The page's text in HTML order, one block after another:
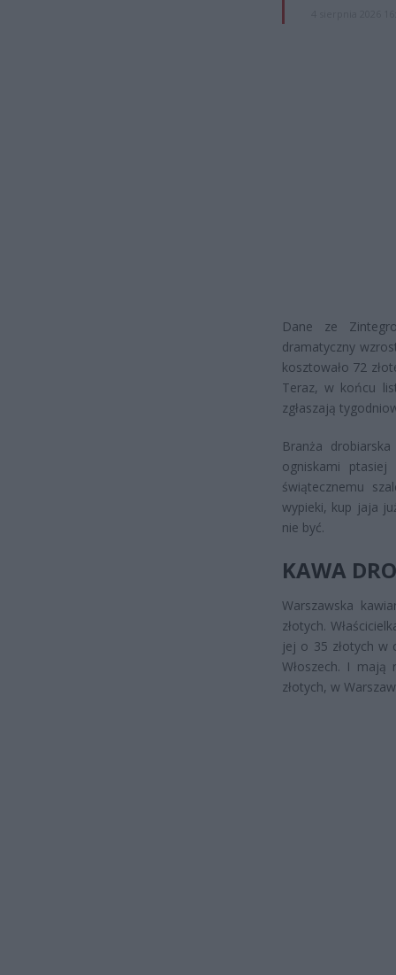
Dane ze
dramatyczny
kosztowało 72
Teraz, w końcu
zgłaszają
Branża
ogniskami
świątecznemu
wypieki, kup jaja
nie być.
KAWA
Warszawska
złotych.
jej o 35 złotych w
Włoszech. I
złotych, w